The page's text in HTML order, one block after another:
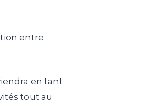
entre
en tant
tout au